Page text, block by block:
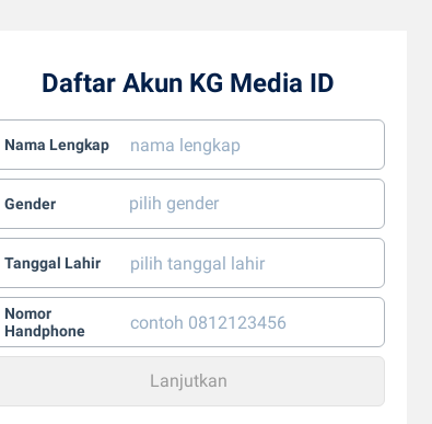
Daftar Akun KG Media ID
Nama Lengkap
Gender
Tanggal Lahir
Nomor
Handphone